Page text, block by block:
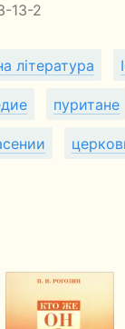
13-2
література
пуритане